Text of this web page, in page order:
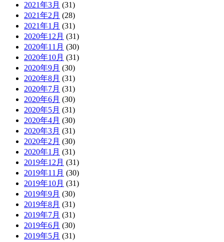
2021年3月 (31)
2021年2月 (28)
2021年1月 (31)
2020年12月 (31)
2020年11月 (30)
2020年10月 (31)
2020年9月 (30)
2020年8月 (31)
2020年7月 (31)
2020年6月 (30)
2020年5月 (31)
2020年4月 (30)
2020年3月 (31)
2020年2月 (30)
2020年1月 (31)
2019年12月 (31)
2019年11月 (30)
2019年10月 (31)
2019年9月 (30)
2019年8月 (31)
2019年7月 (31)
2019年6月 (30)
2019年5月 (31)